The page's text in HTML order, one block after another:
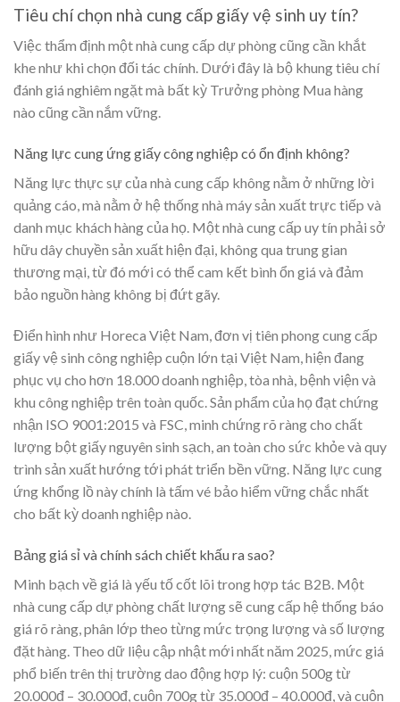
Tiêu chí chọn nhà cung cấp giấy vệ sinh uy tín?
Việc thẩm định một nhà cung cấp dự phòng cũng cần khắt
khe như khi chọn đối tác chính. Dưới đây là bộ khung tiêu chí
đánh giá nghiêm ngặt mà bất kỳ Trưởng phòng Mua hàng
nào cũng cần nắm vững.
Năng lực cung ứng giấy công nghiệp có ổn định không?
Năng lực thực sự của nhà cung cấp không nằm ở những lời
quảng cáo, mà nằm ở hệ thống nhà máy sản xuất trực tiếp và
danh mục khách hàng của họ. Một nhà cung cấp uy tín phải sở
hữu dây chuyền sản xuất hiện đại, không qua trung gian
thương mại, từ đó mới có thể cam kết bình ổn giá và đảm
bảo nguồn hàng không bị đứt gãy.
Điển hình như Horeca Việt Nam, đơn vị tiên phong cung cấp
giấy vệ sinh công nghiệp cuộn lớn tại Việt Nam, hiện đang
phục vụ cho hơn 18.000 doanh nghiệp, tòa nhà, bệnh viện và
khu công nghiệp trên toàn quốc. Sản phẩm của họ đạt chứng
nhận ISO 9001:2015 và FSC, minh chứng rõ ràng cho chất
lượng bột giấy nguyên sinh sạch, an toàn cho sức khỏe và quy
trình sản xuất hướng tới phát triển bền vững. Năng lực cung
ứng khổng lồ này chính là tấm vé bảo hiểm vững chắc nhất
cho bất kỳ doanh nghiệp nào.
Bảng giá sỉ và chính sách chiết khấu ra sao?
Minh bạch về giá là yếu tố cốt lõi trong hợp tác B2B. Một
nhà cung cấp dự phòng chất lượng sẽ cung cấp hệ thống báo
giá rõ ràng, phân lớp theo từng mức trọng lượng và số lượng
đặt hàng. Theo dữ liệu cập nhật mới nhất năm 2025, mức giá
phổ biến trên thị trường dao động hợp lý: cuộn 500g từ
20.000đ – 30.000đ, cuộn 700g từ 35.000đ – 40.000đ, và cuộn